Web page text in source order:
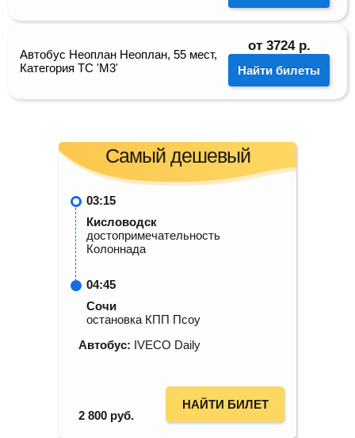
Автобус Неоплан Неоплан, 55 мест,
Категория ТС 'М3'
от 3724 р.
Найти билеты
Самый дешевый
03:15
Кисловодск
достопримечательность
Колоннада
04:45
Сочи
остановка КПП Псоу
Автобус: IVECO Daily
2 800 руб.
НАЙТИ БИЛЕТ